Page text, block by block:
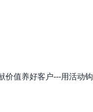
价值养好客户---用活动钩